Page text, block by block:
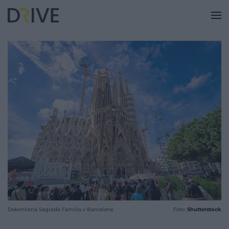
Dokončená Sagrada Familia v Barcelone Foto: Shutterstock